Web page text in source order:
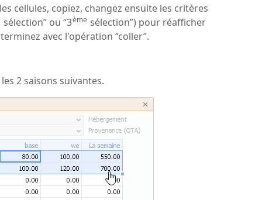
cellules, copiez, changez ensuite les critères
sélection” ou “3ème sélection”) pour réafficher
avec l'opération “coller”.
2 saisons suivantes.